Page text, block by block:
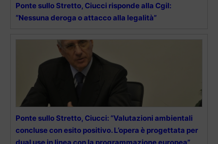
Ponte sullo Stretto, Ciucci risponde alla Cgil:
“Nessuna deroga o attacco alla legalità”
Ponte sullo Stretto, Ciucci: “Valutazioni ambientali
concluse con esito positivo. L’opera è progettata per